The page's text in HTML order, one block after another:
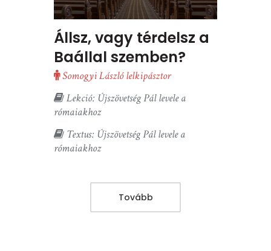
Állsz, vagy térdelsz a
Baállal szemben?
Somogyi László lelkipásztor
Lekció: Újszövetség Pál levele a
rómaiakhoz
Textus: Újszövetség Pál levele a
rómaiakhoz
Tovább